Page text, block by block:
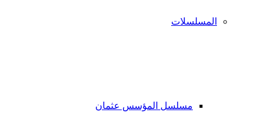
المسلسلات
مسلسل المؤسس عثمان